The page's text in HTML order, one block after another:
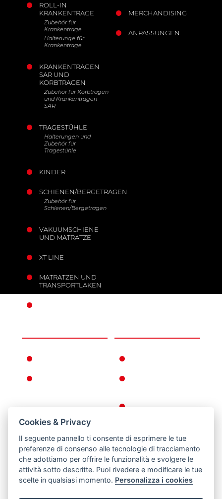
ROLL-IN
KRANKENTRAGE
Zubehör für
Krankentrage
Halterunge für
Krankentrage
KRANKENTRAGEN
SAR UND
KORBTRAGEN
Zubehör für Korbtragen
und Krankentragen
SAR
TRAGESTÜHLE
Halterungen und
Zubehör für
Tragestühle
KINDER
SCHIENEN/BERGETRAGEN
Zubehör für
Schienen/Bergetragen
VAKUUMSCHIENE
UND MATRATZE
XT LINE
MATRATZEN UND
TRANSPORTLAKEN
MERCHANDISING
ANPASSUNGEN
UND COOKIE-
RICHTLINIEN
RECHTLICHE
HINWEISE
Cookies & Privacy
Il seguente pannello ti consente di esprimere le tue
preferenze di consenso alle tecnologie di tracciamento
che adottiamo per offrire le funzionalità e svolgere le
attività sotto descritte. Puoi rivedere e modificare le tue
scelte in qualsiasi momento. Personalizza i cookies